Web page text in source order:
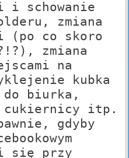
i schowanie
zmiana
(po co skoro
zmiana
na
kubka
do biurka,
itp.
gdyby
się przy